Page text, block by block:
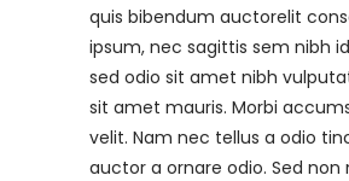
quis bibendum auctorelit
ipsum, nec sagittis sem nibh
sed odio sit amet nibh
sit amet mauris. Morbi
velit. Nam nec tellus a odio
auctor a ornare odio. Sed non